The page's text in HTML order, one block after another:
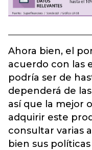
Ahora bien, el
acuerdo con las
podría ser de
dependerá de
así que la mejor
adquirir este
consultar varias
bien sus